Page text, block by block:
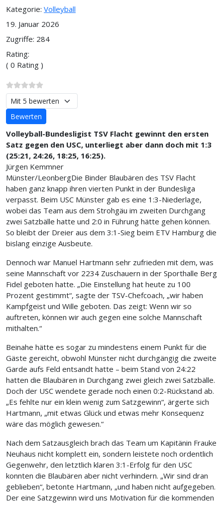
Kategorie: Volleyball
19. Januar 2026
Zugriffe: 284
Rating:
( 0 Rating )
Bitte bewerten
Volleyball-Bundesligist TSV Flacht gewinnt den ersten
Satz gegen den USC, unterliegt aber dann doch mit 1:3
(25:21, 24:26, 18:25, 16:25).
Jürgen Kemmner
Münster/LeonbergDie Binder Blaubären des TSV Flacht
haben ganz knapp ihren vierten Punkt in der Bundesliga
verpasst. Beim USC Münster gab es eine 1:3-Niederlage,
wobei das Team aus dem Strohgäu im zweiten Durchgang
zwei Satzbälle hatte und 2:0 in Führung hätte gehen können.
So bleibt der Dreier aus dem 3:1-Sieg beim ETV Hamburg die
bislang einzige Ausbeute.
Dennoch war Manuel Hartmann sehr zufrieden mit dem, was
seine Mannschaft vor 2234 Zuschauern in der Sporthalle Berg
Fidel geboten hatte. „Die Einstellung hat heute zu 100
Prozent gestimmt“, sagte der TSV-Chefcoach, „wir haben
Kampfgeist und Wille geboten. Das zeigt: Wenn wir so
auftreten, können wir auch gegen eine solche Mannschaft
mithalten.“
Beinahe hätte es sogar zu mindestens einem Punkt für die
Gäste gereicht, obwohl Münster nicht durchgängig die zweite
Garde aufs Feld entsandt hatte – beim Stand von 24:22
hatten die Blaubären in Durchgang zwei gleich zwei Satzbälle.
Doch der USC wendete gerade noch einen 0:2-Rückstand ab.
„Es fehlte nur ein klein wenig zum Satzgewinn“, ärgerte sich
Hartmann, „mit etwas Glück und etwas mehr Konsequenz
wäre das möglich gewesen.“
Nach dem Satzausgleich brach das Team um Kapitänin Frauke
Neuhaus nicht komplett ein, sondern leistete noch ordentlich
Gegenwehr, den letztlich klaren 3:1-Erfolg für den USC
konnten die Blaubären aber nicht verhindern. „Wir sind dran
geblieben“, betonte Hartmann, „und haben nicht aufgegeben.
Der eine Satzgewinn wird uns Motivation für die kommenden